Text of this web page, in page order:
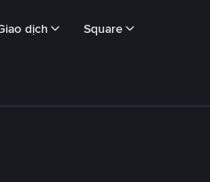
dịch Square